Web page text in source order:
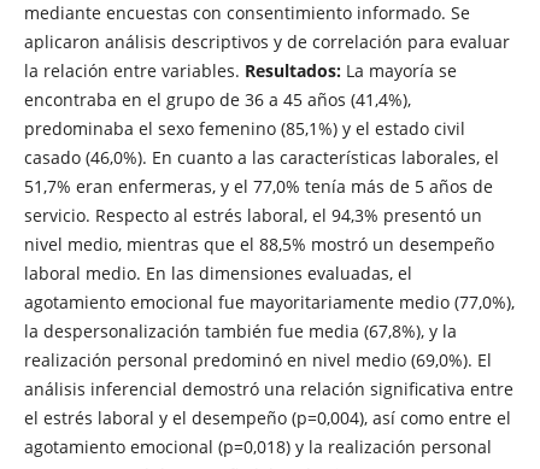
mediante encuestas con consentimiento informado. Se
aplicaron análisis descriptivos y de correlación para evaluar
la relación entre variables. Resultados:La mayoría se
encontraba en el grupo de 36 a 45 años (41,4%),
predominaba el sexo femenino (85,1%) y el estado civil
casado (46,0%). En cuanto a las características laborales, el
51,7% eran enfermeras, y el 77,0% tenía más de 5 años de
servicio. Respecto al estrés laboral, el 94,3% presentó un
nivel medio, mientras que el 88,5% mostró un desempeño
laboral medio. En las dimensiones evaluadas, el
agotamiento emocional fue mayoritariamente medio (77,0%),
la despersonalización también fue media (67,8%), y la
realización personal predominó en nivel medio (69,0%). El
análisis inferencial demostró una relación significativa entre
el estrés laboral y el desempeño (p=0,004), así como entre el
agotamiento emocional (p=0,018) y la realización personal